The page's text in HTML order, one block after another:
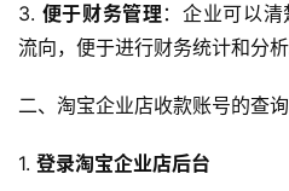
3. 便于财务管理 ：企业可以
流向，便于进行财务统计和分析
二、淘宝企业店收款账号的查
1. 登录淘宝企业店后台